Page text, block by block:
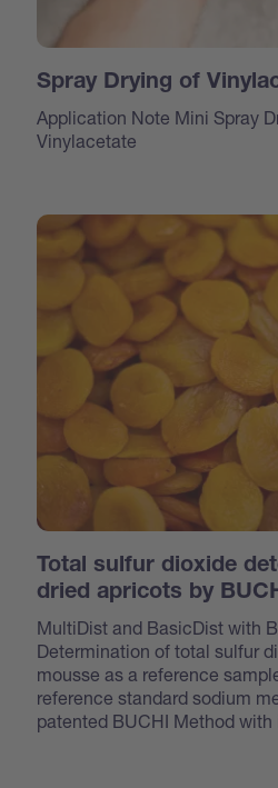
Spray Drying of
Application Note Mini Spray
Vinylacetate
Total sulfur dioxide
dried apricots by
MultiDist and BasicDist with
Determination of total sulfur
mousse as a reference
reference standard sodium
patented BUCHI Method